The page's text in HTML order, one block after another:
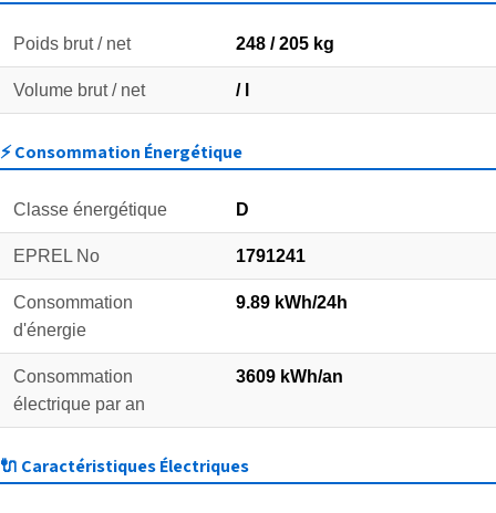
Poids brut / net 248 / 205 kg
Volume brut / net / l
⚡ Consommation Énergétique
Classe énergétique D
EPREL No 1791241
Consommation
d'énergie
9.89 kWh/24h
Consommation
électrique par an
3609 kWh/an
🔌 Caractéristiques Électriques